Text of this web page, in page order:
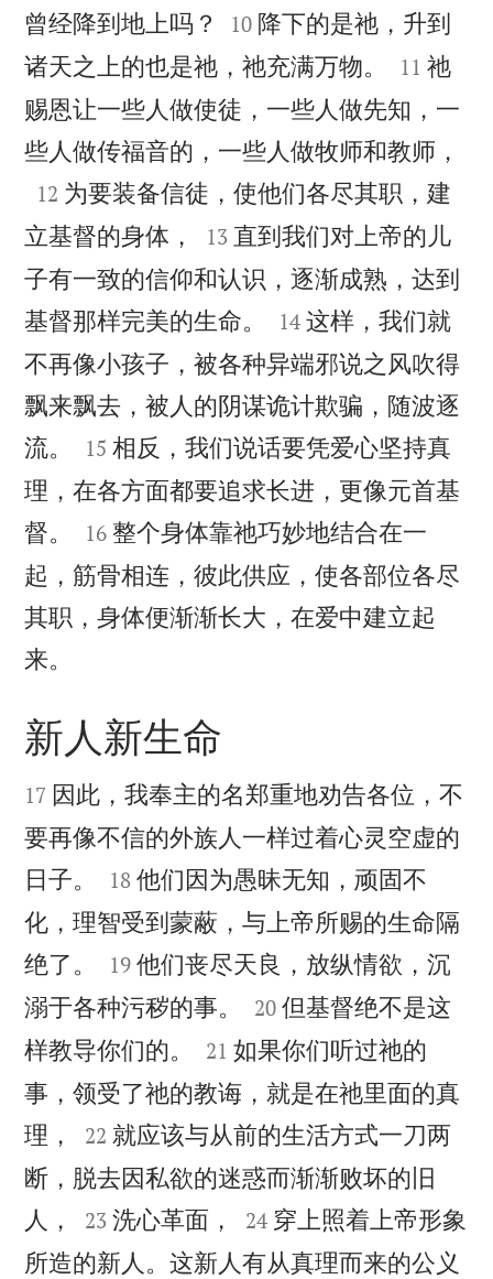
曾经降到地上吗？


10 降下的是祂，升到
诸天之上的也是祂，祂充满万物。


11 祂
赐恩让一些人做使徒，一些人做先知，一
些人做传福音的，一些人做牧师和教师，

12 为要装备信徒，使他们各尽其职，建
立基督的身体，


13 直到我们对上帝的儿
子有一致的信仰和认识，逐渐成熟，达到
基督那样完美的生命。


14 这样，我们就
不再像小孩子，被各种异端邪说之风吹得
飘来飘去，被人的阴谋诡计欺骗，随波逐
流。


15 相反，我们说话要凭爱心坚持真
理，在各方面都要追求长进，更像元首基
督。


16 整个身体靠祂巧妙地结合在一
起，筋骨相连，彼此供应，使各部位各尽
其职，身体便渐渐长大，在爱中建立起
来。

新人新生命

17 因此，我奉主的名郑重地劝告各位，不
要再像不信的外族人一样过着心灵空虚的
日子。


18 他们因为愚昧无知，顽固不
化，理智受到蒙蔽，与上帝所赐的生命隔
绝了。


19 他们丧尽天良，放纵情欲，沉
溺于各种污秽的事。


20 但基督绝不是这
样教导你们的。


21 如果你们听过祂的
事，领受了祂的教诲，就是在祂里面的真
理，


22 就应该与从前的生活方式一刀两
断，脱去因私欲的迷惑而渐渐败坏的旧
人，


23 洗心革面， 

24 穿上照着上帝形象
所造的新人。这新人有从真理而来的公义